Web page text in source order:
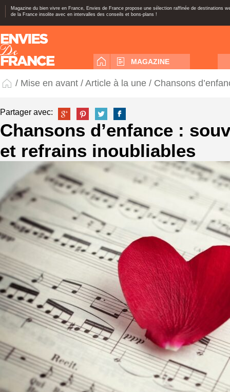
Magazine du bien vivre en France, Envies de France propose une sélection raffinée de destinations
de la France insolite avec en intervalles des conseils et bons-plans !
MAGAZINE
/ Mise en avant / Article à la une / Chansons
Partager avec:
Chansons d’enfance :
et refrains inoubliables